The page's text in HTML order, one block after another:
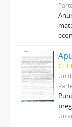
CL